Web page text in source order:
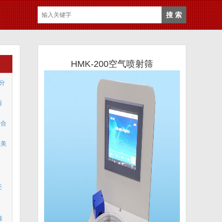
HMK-200空气喷射筛